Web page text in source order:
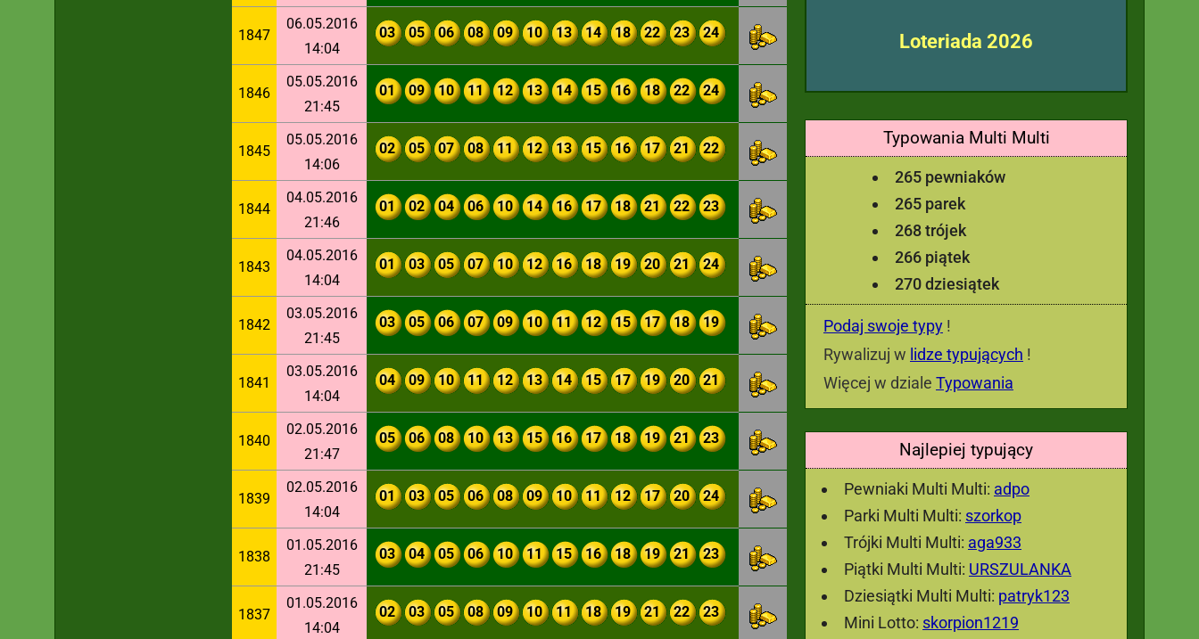
Loteriada 2026
Typowania Multi Multi
265 pewniaków
265 parek
268 trójek
266 piątek
270 dziesiątek
Podaj swoje typy !
Rywalizuj w lidze typujących !
Więcej w dziale Typowania
Najlepiej typujący
Pewniaki Multi Multi: adpo
Parki Multi Multi: szorkop
Trójki Multi Multi: aga933
Piątki Multi Multi: URSZULANKA
Dziesiątki Multi Multi: patryk123
Mini Lotto: skorpion1219
1847
06.05.2016
14:04
03 05 06 08 09 10 13 14 18 22 23 24
1846
05.05.2016
21:45
01 09 10 11 12 13 14 15 16 18 22 24
1845
05.05.2016
14:06
02 05 07 08 11 12 13 15 16 17 21 22
1844
04.05.2016
21:46
01 02 04 06 10 14 16 17 18 21 22 23
1843
04.05.2016
14:04
01 03 05 07 10 12 16 18 19 20 21 24
1842
03.05.2016
21:45
03 05 06 07 09 10 11 12 15 17 18 19
1841
03.05.2016
14:04
04 09 10 11 12 13 14 15 17 19 20 21
1840
02.05.2016
21:47
05 06 08 10 13 15 16 17 18 19 21 23
1839
02.05.2016
14:04
01 03 05 06 08 09 10 11 12 17 20 24
1838
01.05.2016
21:45
03 04 05 06 10 11 15 16 18 19 21 23
1837
01.05.2016
14:04
02 03 05 08 09 10 11 18 19 21 22 23